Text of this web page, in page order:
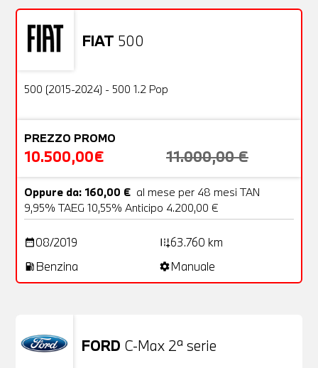
FIAT 500
OFFERTA
Usato
500 (2015-2024) - 500 1.2 Pop
PREZZO PROMO
10.500,00€ 11.000,00 €
Oppure da: 160,00 € al mese per 48 mesi TAN
9,95% TAEG 10,55% Anticipo 4.200,00 €
date_range08/2019 add_road63.760 km
local_gas_station Benzina settingsManuale
FORD C-Max 2ª serie